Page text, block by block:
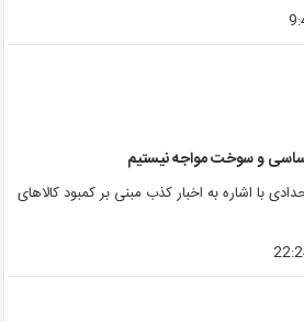
و سوخت مواجه نیستیم
با اشاره به اخبار کذب مبنی بر کمبود کالاهای